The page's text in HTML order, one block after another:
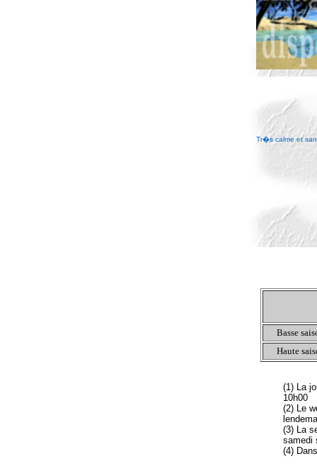
Tr�s calme et
Basse
Haute
(1) La
10h00
(2) Le
(3) La
samedi
(4)